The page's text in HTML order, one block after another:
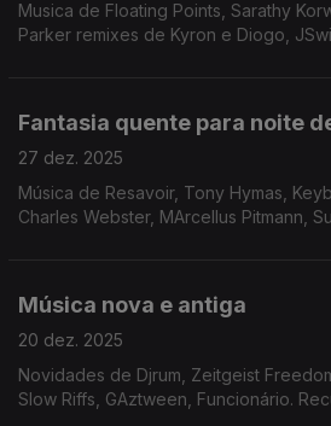
Musica de Floating Points, Sarathy Korwar, Hu
Parker remixes de Kyron e Diogo,
Fantasia quente para noite
27 dez. 2025
Música de Resavoir, Tony Hymas,
Charles Webster, MArcellus Pitmann,
Música nova e antiga
20 dez. 2025
Novidades de Djrum, Zeitgeist
Slow Riffs, GAztween, Funcionário.